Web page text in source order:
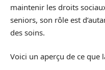
maintenir les droits
seniors, son rôle est
des soins.
Voici un aperçu de ce que